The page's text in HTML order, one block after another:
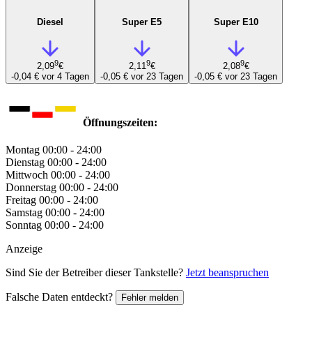
Diesel
2,099€
-0,04 € vor 4 Tagen
Super E5
2,119€
-0,05 € vor 23 Tagen
Super E10
2,089€
-0,05 € vor 23 Tagen
Öffnungszeiten:
Montag 00:00 - 24:00
Dienstag 00:00 - 24:00
Mittwoch 00:00 - 24:00
Donnerstag 00:00 - 24:00
Freitag 00:00 - 24:00
Samstag 00:00 - 24:00
Sonntag 00:00 - 24:00
Anzeige
Sind Sie der Betreiber dieser Tankstelle? Jetzt beanspruchen
Falsche Daten entdeckt? Fehler melden